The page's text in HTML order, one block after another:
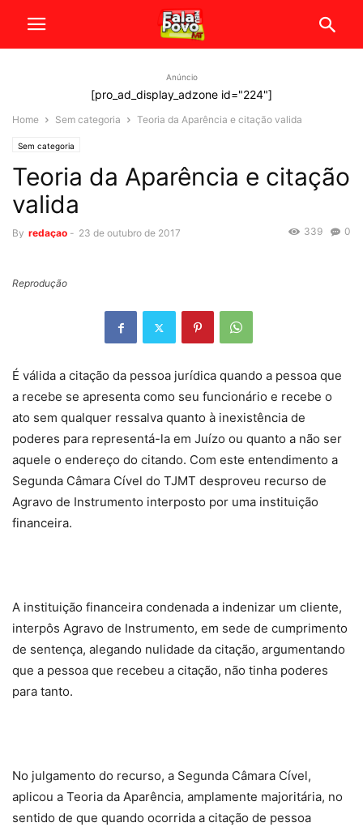
Anúncio
[pro_ad_display_adzone id="224"]
Home Sem categoria Teoria da Aparência e citação valida
Sem categoria
Teoria da Aparência e citação
valida
By redaçao - 23 de outubro de 2017 0
339
Reprodução
É válida a citação da pessoa jurídica quando a pessoa que
a recebe se apresenta como seu funcionário e recebe o
ato sem qualquer ressalva quanto à inexistência de
poderes para representá-la em Juízo ou quanto a não ser
aquele o endereço do citando. Com este entendimento a
Segunda Câmara Cível do TJMT desproveu recurso de
Agravo de Instrumento interposto por uma instituição
financeira.
A instituição financeira condenada a indenizar um cliente,
interpôs Agravo de Instrumento, em sede de cumprimento
de sentença, alegando nulidade da citação, argumentando
que a pessoa que recebeu a citação, não tinha poderes
para tanto.
No julgamento do recurso, a Segunda Câmara Cível,
aplicou a Teoria da Aparência, amplamente majoritária, no
sentido de que quando ocorrida a citação de pessoa